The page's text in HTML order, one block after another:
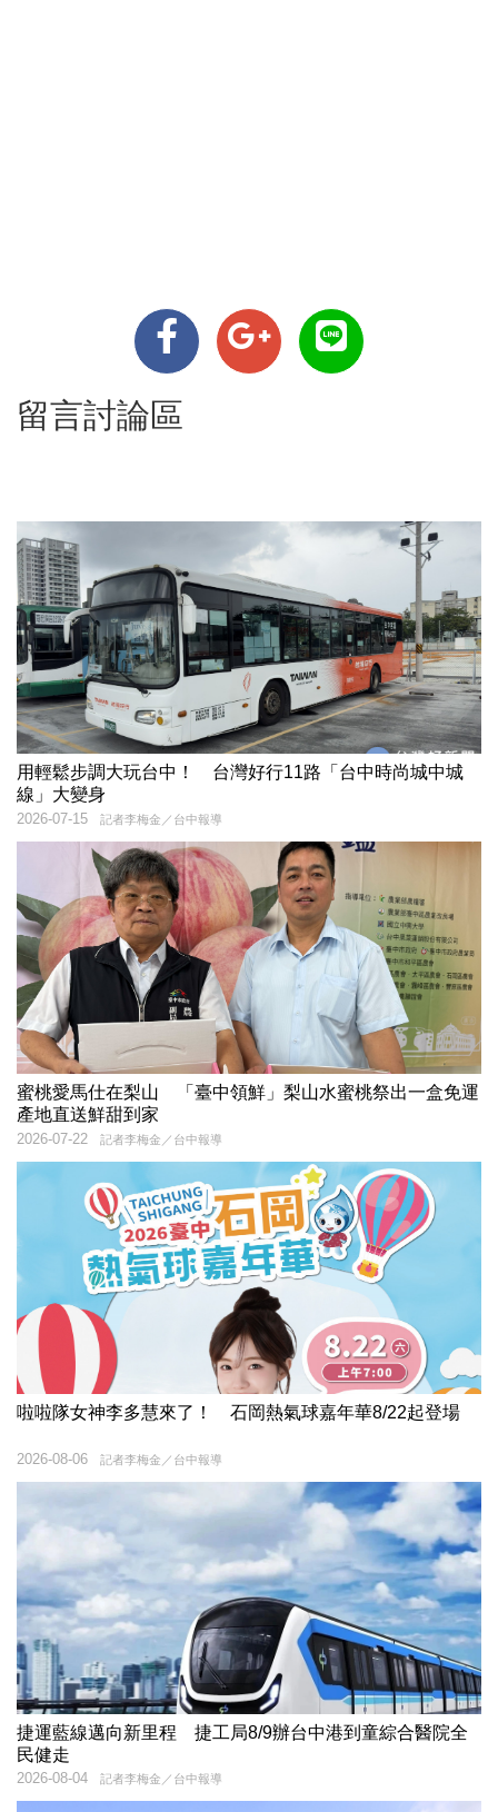
留言討論區
用輕鬆步調大玩台中！ 台灣好行11路「台中時尚城中城
線」大變身
記者李梅金／台中報導
2026-07-15
蜜桃愛馬仕在梨山 「臺中領鮮」梨山水蜜桃祭出一盒免運
產地直送鮮甜到家
記者李梅金／台中報導
2026-07-22
啦啦隊女神李多慧來了！ 石岡熱氣球嘉年華8/22起登場
記者李梅金／台中報導
2026-08-06
捷運藍線邁向新里程 捷工局8/9辦台中港到童綜合醫院全
民健走
記者李梅金／台中報導
2026-08-04